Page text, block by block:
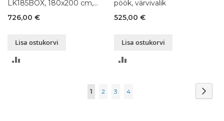
LK185BOX, 180x200 cm,
pöök, värvivalik
726,00 €
Lisa ostukorvi
pöök, värvivalik
525,00 €
Lisa ostukorvi
Page
You're
1 Page
2 Page
3 Page
4